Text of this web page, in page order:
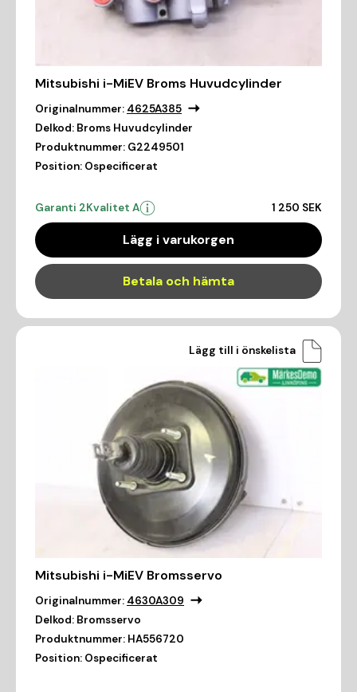
Mitsubishi i-MiEV Broms Huvudcylinder
Originalnummer: 4625A385
Delkod: Broms Huvudcylinder
Produktnummer: G2249501
Position: Ospecificerat
Garanti 2Kvalitet A 1 250 SEK
Lägg i varukorgen
Betala och hämta
Lägg till i önskelista
Mitsubishi i-MiEV Bromsservo
Originalnummer: 4630A309
Delkod: Bromsservo
Produktnummer: HA556720
Position: Ospecificerat